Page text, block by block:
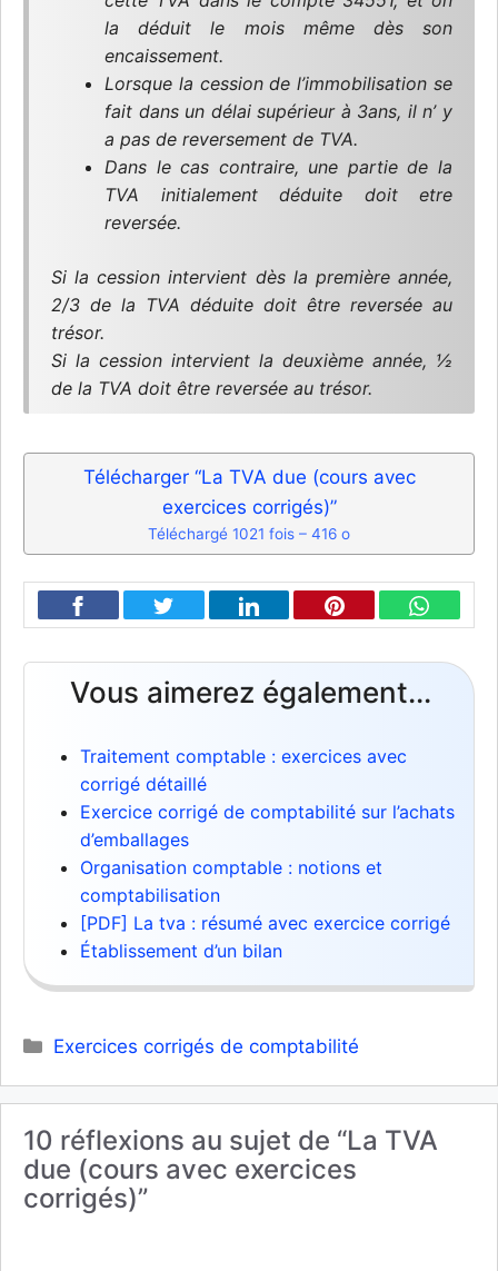
la déduit le mois même dès son
encaissement.
Lorsque la cession de l’immobilisation se
fait dans un délai supérieur à 3ans, il n’ y
a pas de reversement de TVA.
Dans le cas contraire, une partie de la
TVA initialement déduite doit etre
reversée.
Si la cession intervient dès la première année,
2/3 de la TVA déduite doit être reversée au
trésor.
Si la cession intervient la deuxième année, ½
de la TVA doit être reversée au trésor.
Télécharger “La TVA due (cours avec
exercices corrigés)”
Téléchargé 1021 fois – 416 o
Vous aimerez également...
Traitement comptable : exercices avec
corrigé détaillé
Exercice corrigé de comptabilité sur l’achats
d’emballages
Organisation comptable : notions et
comptabilisation
[PDF] La tva : résumé avec exercice corrigé
Établissement d’un bilan
Catégories
Exercices corrigés de comptabilité
10 réflexions au sujet de “La TVA
due (cours avec exercices
corrigés)”